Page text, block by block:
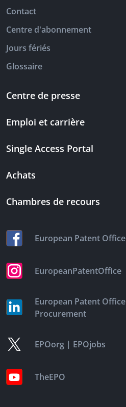
Contact
Centre d'abonnement
Jours fériés
Glossaire
Centre de presse
Emploi et carrière
Single Access Portal
Achats
Chambres de recours
European Patent Office
EuropeanPatentOffice
European Patent Office
Procurement
EPOorg | EPOjobs
TheEPO